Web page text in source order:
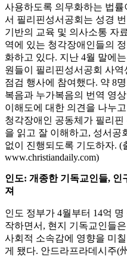
사용하도록 의무화하는 법률
서 필리핀성서공회는 성경
기반의 교육 및 의사소통 자
역에 있는 청각장애인들의
화하고 있다. 지난 4월 말에
원들이 필리핀성서공회 사
점검 행사에 참여했다. 약 8
복음과 누가복음의 번역 영
이해도에 대한 의견을 나누
청각장애인 공동체가 필리
을 읽고 잘 이해하고, 성서공
없이 진행되도록 기도하자. (
www.christiandaily.com)
인도: 개종한 기독교인들, 인
져
인도 정부가 4월부터 14억
작하면서, 현지 기독교인들
사회적 소속감에 영향을 미
게 됐다. 안드라프라데시주(